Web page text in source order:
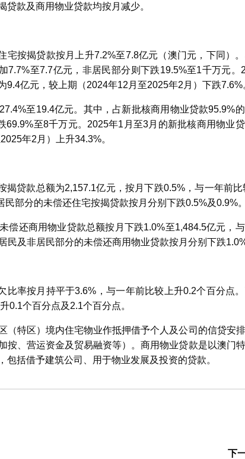
款及商用物业贷款均按月减少。
宅按揭贷款按月上升7.2%至7.8亿元（澳门元，下同）
7.7%至7.7亿元，非居民部分则下跌19.5%至1千万元。
9.4亿元，较上期（2024年12月至2025年2月）下跌
至19.4亿元。其中，占新批核商用物业贷款95.9%
69.9%至8千万元。2025年1月至3月的新批核商用物业
年2月）上升34.3%。
揭贷款总额为2,157.1亿元，按月下跌0.5%，与一年前比
部分的未偿还住宅按揭贷款按月分别下跌0.5%及0.9%。
偿还商用物业贷款总额按月下跌1.0%至1,484.5亿元，
民及非居民部分的未偿还商用物业贷款按月分别下跌
比率按月持平于3.6%，与一年前比较上升0.2个百分点
0.1个百分点及2.1个百分点。
（特区）境内住宅物业作抵押借予个人及公司的信贷安
按、营运资金及贸易融资等）。商用物业贷款是以澳门
括借予建筑公司、用于物业发展及投资的贷款。
下